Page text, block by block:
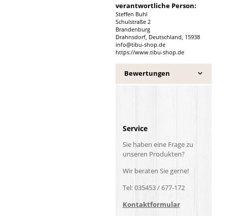
verantwortliche Person:
Steffen Buhl
Schulstraße 2
Brandenburg
Drahnsdorf, Deutschland, 15938
info@tibu-shop.de
https://www.tibu-shop.de
Bewertungen
Service
Sie haben eine Frage zu
unseren Produkten?
Wir beraten Sie gerne!
Tel: 035453 / 677-172
Kontaktformular